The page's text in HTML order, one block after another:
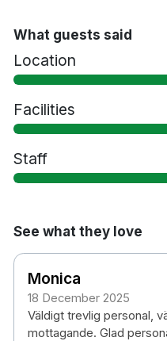
Gym
Restaurang
Husdjur är tillåtna
i kommentarsfältet
ett djurvänligt rum,
Parkering mot en
15 minuters
tunnelbanestation
8 minuters bilresa
4km till Gamla Stan
8km till Djurgården
31 minuters bilresa
What guests said
Location
Facilities
Staff
See what they love
Monica
18 December 2025
Väldigt trevlig personal,
mottagande. Glad